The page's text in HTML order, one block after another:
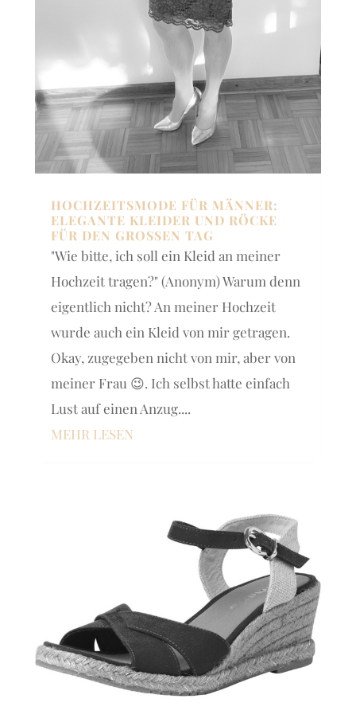
HOCHZEITSMODE FÜR MÄNNER:
ELEGANTE KLEIDER UND RÖCKE
FÜR DEN GROSSEN TAG
"Wie bitte, ich soll ein Kleid an meiner
Hochzeit tragen?" (Anonym) Warum denn
eigentlich nicht? An meiner Hochzeit
wurde auch ein Kleid von mir getragen.
Okay, zugegeben nicht von mir, aber von
meiner Frau 😉. Ich selbst hatte einfach
Lust auf einen Anzug....
MEHR LESEN